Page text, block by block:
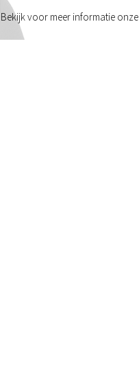
voor meer informatie onze